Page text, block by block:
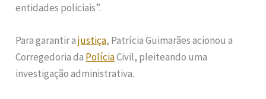
entidades policiais”.
Para garantir ajustiça, Patrícia Guimarães acionou a
Corregedoria da PolíciaCivil, pleiteando uma
investigação administrativa.